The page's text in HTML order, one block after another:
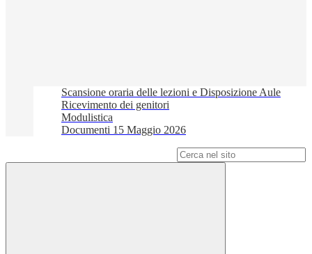
Scansione oraria delle lezioni e Disposizione Aule
Ricevimento dei genitori
Modulistica
Documenti 15 Maggio 2026